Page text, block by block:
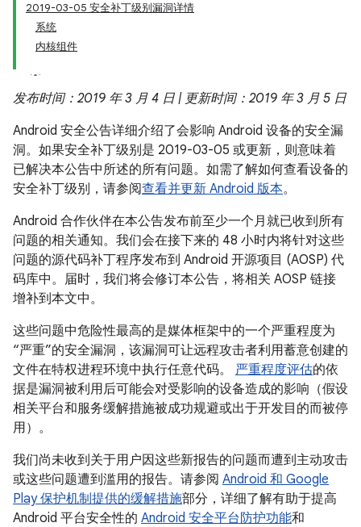
2019-03-05 安全补丁级别漏洞详情
系统
内核组件
发布时间：2019 年 3 月 4 日 | 更新时间：2019 年 3 月 5 日
Android 安全公告详细介绍了会影响 Android 设备的安全漏
洞。如果安全补丁级别是 2019-03-05 或更新，则意味着
已解决本公告中所述的所有问题。如需了解如何查看设备的
安全补丁级别，请参阅查看并更新 Android 版本。
Android 合作伙伴在本公告发布前至少一个月就已收到所有
问题的相关通知。我们会在接下来的 48 小时内将针对这些
问题的源代码补丁程序发布到 Android 开源项目 (AOSP) 代
码库中。届时，我们将会修订本公告，将相关 AOSP 链接
增补到本文中。
这些问题中危险性最高的是媒体框架中的一个严重程度为
“严重”的安全漏洞，该漏洞可让远程攻击者利用蓄意创建的
文件在特权进程环境中执行任意代码。 严重程度评估的依
据是漏洞被利用后可能会对受影响的设备造成的影响（假设
相关平台和服务缓解措施被成功规避或出于开发目的而被停
用）。
我们尚未收到关于用户因这些新报告的问题而遭到主动攻击
或这些问题遭到滥用的报告。请参阅 Android 和 Google
Play 保护机制提供的缓解措施部分，详细了解有助于提高
Android 平台安全性的 Android 安全平台防护功能和